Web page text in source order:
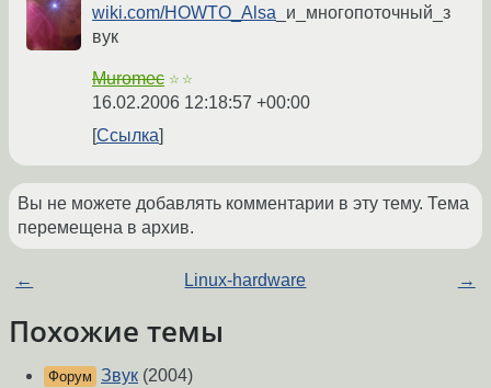
wiki.com/HOWTO_Alsa _и_многопоточный_з
вук
Muromec ☆☆
16.02.2006 12:18:57 +00:00
Ссылка
Вы не можете добавлять комментарии в эту тему. Тема
перемещена в архив.
← Linux-hardware →
Похожие темы
Форум Звук (2004)